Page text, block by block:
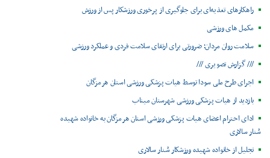
راهکارهای تغذیه‌ای برای جلوگیری از پرخوری ورزشکار پس از ورزش
مکمل های ورزشی
سلامت روان مردان؛ ضرورتی برای ارتقای سلامت فردی و عملکرد ورزشی
/// گزارش تصویری ///
اجرای طرح ملی سودا توسط هیات پزشکی ورزشی استان هرمزگان
بازدید از هیات پزشکی ورزشی شهرستان میناب
ادای احترام اعضای هیات پزشکی ورزشی استان هرمزگان به خانواده شهیده
سُنار سالاری
تجلیل از خانواده شهیده ورزشکار سُنار سالاری